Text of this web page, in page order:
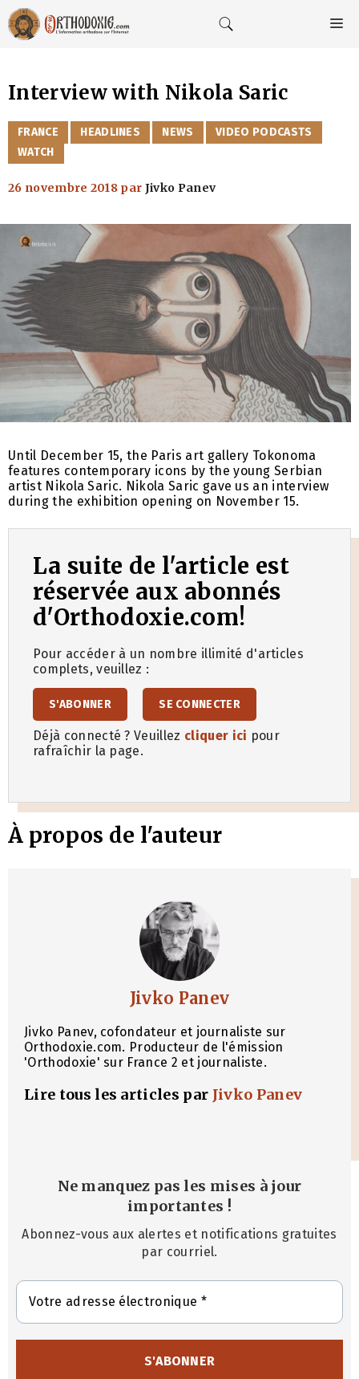
Aller
au
contenu
Interview with Nikola Saric
CATÉGORIES
FRANCE HEADLINES NEWS
VIDEO PODCASTS
WATCH
26 novembre 2018 par Jivko Panev
Until December 15, the Paris art gallery Tokonoma
features contemporary icons by the young Serbian
artist Nikola Saric. Nikola Saric gave us an interview
during the exhibition opening on November 15.
La suite de l'article est
réservée aux abonnés
d'Orthodoxie.com!
Pour accéder à un nombre illimité d'articles
complets, veuillez :
S'ABONNER SE CONNECTER
Déjà connecté ? Veuillez cliquer ici pour
rafraîchir la page.
À propos de l'auteur
Jivko Panev
Jivko Panev, cofondateur et journaliste sur
Orthodoxie.com. Producteur de l'émission
'Orthodoxie' sur France 2 et journaliste.
Lire tous les articles par Jivko Panev
Ne manquez pas les mises à jour
importantes !
Abonnez-vous aux alertes et notifications gratuites
par courriel.